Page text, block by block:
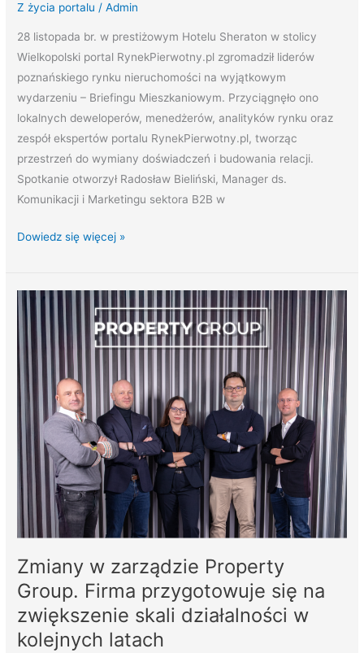
Z życia portalu /Admin
28 listopada br. w prestiżowym Hotelu Sheraton w stolicy
Wielkopolski portal RynekPierwotny.pl zgromadził liderów
poznańskiego rynku nieruchomości na wyjątkowym
wydarzeniu – Briefingu Mieszkaniowym. Przyciągnęło ono
lokalnych deweloperów, menedżerów, analityków rynku oraz
zespół ekspertów portalu RynekPierwotny.pl, tworząc
przestrzeń do wymiany doświadczeń i budowania relacji.
Spotkanie otworzył Radosław Bieliński, Manager ds.
Komunikacji i Marketingu sektora B2B w
Dowiedz się więcej »
Zmiany w zarządzie Property
Group. Firma przygotowuje się na
zwiększenie skali działalności w
kolejnych latach
Zmiany
zarządzie
Property
Group.
Firma
przygotowuje
na
zwiększenie
skali
działalności
w
kolejnych
latach